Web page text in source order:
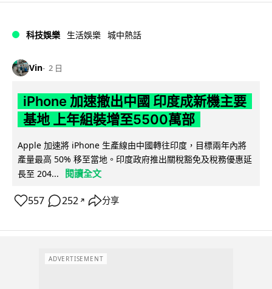
科技娛樂 生活娛樂 城中熱話
Vin 2 日
iPhone 加速撤出中國 印度成新機主要
基地 上年組裝增至5500萬部
Apple 加速將 iPhone 生產線由中國轉往印度，目標兩年內將
產量最高 50% 移至當地。印度政府推出關稅豁免及稅務優惠延
長至 204...
閱讀全文
557 252 ↗ 分享
ADVERTISEMENT